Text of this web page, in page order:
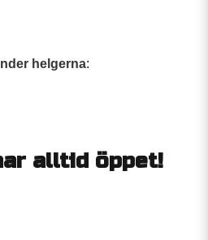
helgerna:
alltid öppet!